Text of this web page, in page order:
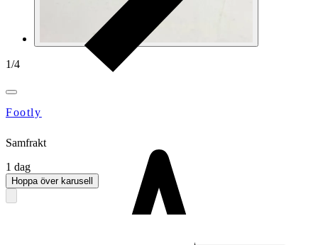
1/4
Footly
Samfrakt
1 dag
Hoppa över karusell